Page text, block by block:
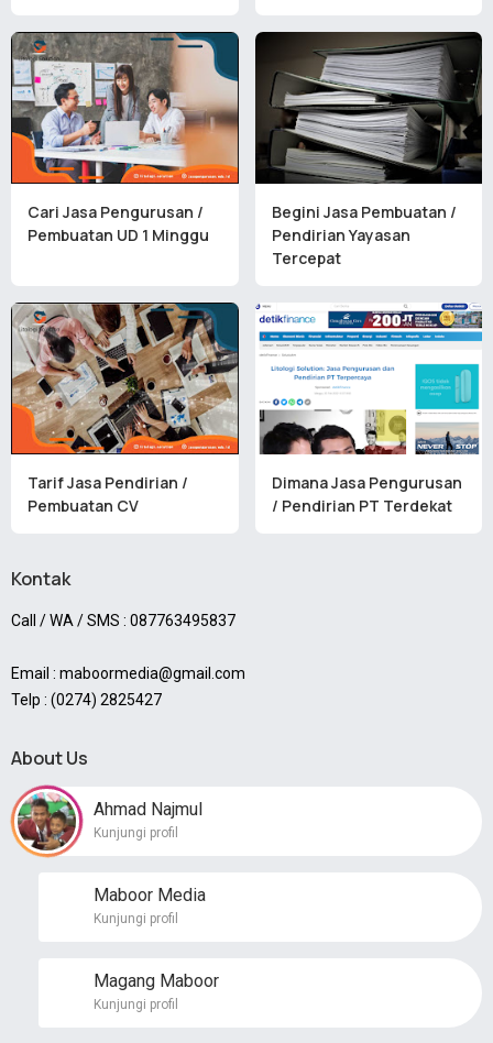
Cari Jasa Pengurusan /
Pembuatan UD 1 Minggu
Begini Jasa Pembuatan /
Pendirian Yayasan
Tercepat
Tarif Jasa Pendirian /
Pembuatan CV
Dimana Jasa Pengurusan
/ Pendirian PT Terdekat
Kontak
Call / WA / SMS : 087763495837
Email : maboormedia@gmail.com
Telp : (0274) 2825427
About Us
Ahmad Najmul
Kunjungi profil
Maboor Media
Kunjungi profil
Magang Maboor
Kunjungi profil